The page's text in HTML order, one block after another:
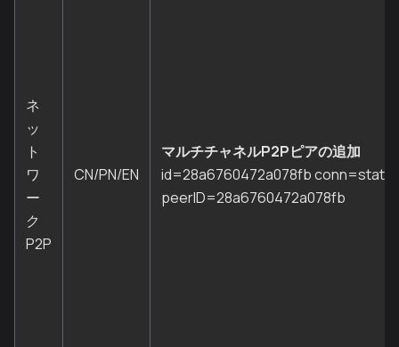
ネ
ッ
ト
ワ
ー
ク
P2P
CN/PN/EN
マルチチャネルP2Pピアの追加
id=28a6760472a078fb
peerID=28a6760472a078fb